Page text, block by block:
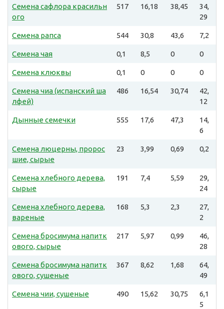
Семена сафлора красильн
ого
517 16,18 38,45
34,
29
Семена рапса 544 30,8 43,6 7,2
Семена чая 0,1 8,5 0 0
Семена клюквы 0,1 0 0 0
Семена чиа (испанский ша
лфей)
486 16,54 30,74
42,
12
Дынные семечки 555 17,6 47,3
14,
6
Семена люцерны, пророс
шие, сырые
23 3,99 0,69 0,2
Семена хлебного дерева,
сырые
191 7,4 5,59
29,
24
Семена хлебного дерева,
вареные
168 5,3 2,3
27,
2
Семена бросимума напитк
ового, сырые
217 5,97 0,99
46,
28
Семена бросимума напитк
ового, сушеные
367 8,62 1,68
64,
49
Семена чии, сушеные 490 15,62 30,75
6,1
5